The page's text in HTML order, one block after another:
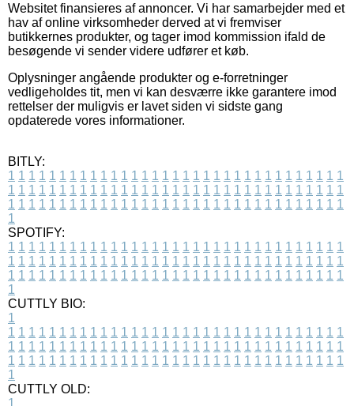
Websitet finansieres af annoncer. Vi har samarbejder med et
hav af online virksomheder derved at vi fremviser
butikkernes produkter, og tager imod kommission ifald de
besøgende vi sender videre udfører et køb.
Oplysninger angående produkter og e-forretninger
vedligeholdes tit, men vi kan desværre ikke garantere imod
rettelser der muligvis er lavet siden vi sidste gang
opdaterede vores informationer.
BITLY:
1 1 1 1 1 1 1 1 1 1 1 1 1 1 1 1 1 1 1 1 1 1 1 1 1 1 1 1 1 1 1 1 1
1 1 1 1 1 1 1 1 1 1 1 1 1 1 1 1 1 1 1 1 1 1 1 1 1 1 1 1 1 1 1 1 1
1 1 1 1 1 1 1 1 1 1 1 1 1 1 1 1 1 1 1 1 1 1 1 1 1 1 1 1 1 1 1 1 1
1
SPOTIFY:
1 1 1 1 1 1 1 1 1 1 1 1 1 1 1 1 1 1 1 1 1 1 1 1 1 1 1 1 1 1 1 1 1
1 1 1 1 1 1 1 1 1 1 1 1 1 1 1 1 1 1 1 1 1 1 1 1 1 1 1 1 1 1 1 1 1
1 1 1 1 1 1 1 1 1 1 1 1 1 1 1 1 1 1 1 1 1 1 1 1 1 1 1 1 1 1 1 1 1
1
CUTTLY BIO:
1
1 1 1 1 1 1 1 1 1 1 1 1 1 1 1 1 1 1 1 1 1 1 1 1 1 1 1 1 1 1 1 1 1
1 1 1 1 1 1 1 1 1 1 1 1 1 1 1 1 1 1 1 1 1 1 1 1 1 1 1 1 1 1 1 1 1
1 1 1 1 1 1 1 1 1 1 1 1 1 1 1 1 1 1 1 1 1 1 1 1 1 1 1 1 1 1 1 1 1
1
CUTTLY OLD:
1